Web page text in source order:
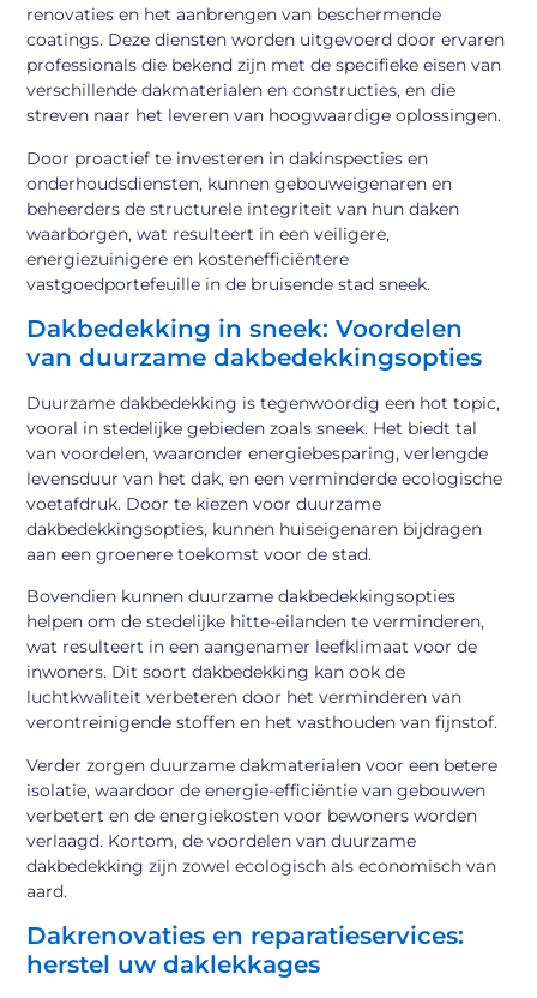
renovaties en het aanbrengen van beschermende
coatings. Deze diensten worden uitgevoerd door ervaren
professionals die bekend zijn met de specifieke eisen van
verschillende dakmaterialen en constructies, en die
streven naar het leveren van hoogwaardige oplossingen.
Door proactief te investeren in dakinspecties en
onderhoudsdiensten, kunnen gebouweigenaren en
beheerders de structurele integriteit van hun daken
waarborgen, wat resulteert in een veiligere,
energiezuinigere en kostenefficiëntere
vastgoedportefeuille in de bruisende stad sneek.
Dakbedekking in sneek: Voordelen
van duurzame dakbedekkingsopties
Duurzame dakbedekking is tegenwoordig een hot topic,
vooral in stedelijke gebieden zoals sneek. Het biedt tal
van voordelen, waaronder energiebesparing, verlengde
levensduur van het dak, en een verminderde ecologische
voetafdruk. Door te kiezen voor duurzame
dakbedekkingsopties, kunnen huiseigenaren bijdragen
aan een groenere toekomst voor de stad.
Bovendien kunnen duurzame dakbedekkingsopties
helpen om de stedelijke hitte-eilanden te verminderen,
wat resulteert in een aangenamer leefklimaat voor de
inwoners. Dit soort dakbedekking kan ook de
luchtkwaliteit verbeteren door het verminderen van
verontreinigende stoffen en het vasthouden van fijnstof.
Verder zorgen duurzame dakmaterialen voor een betere
isolatie, waardoor de energie-efficiëntie van gebouwen
verbetert en de energiekosten voor bewoners worden
verlaagd. Kortom, de voordelen van duurzame
dakbedekking zijn zowel ecologisch als economisch van
aard.
Dakrenovaties en reparatieservices:
herstel uw daklekkages